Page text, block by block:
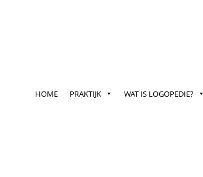
HOME PRAKTIJK WAT IS LOGOPEDIE?